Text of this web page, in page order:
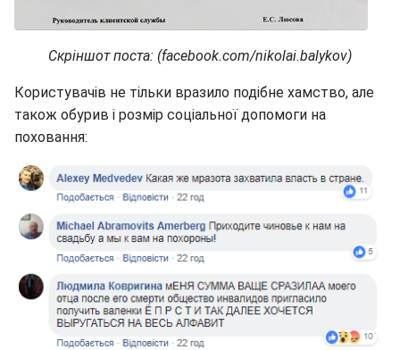
Скріншот поста: (facebook.com/nikolai.balykov)
Користувачів не тільки вразило подібне хамство, але
також обурив і розмір соціальної допомоги на
поховання: